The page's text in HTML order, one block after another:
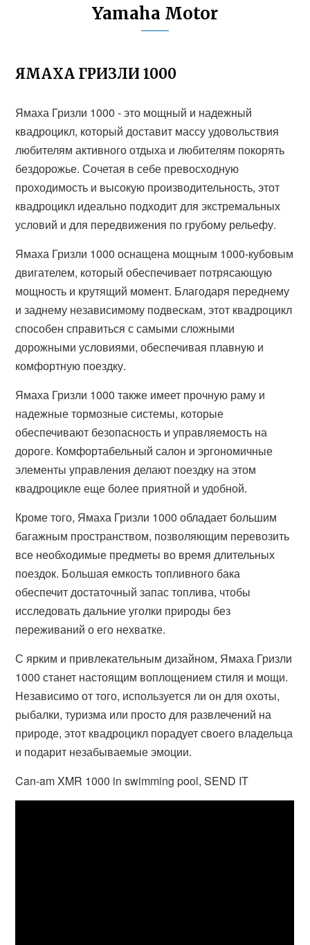
Yamaha Motor
ЯМАХА ГРИЗЛИ 1000
Ямаха Гризли 1000 - это мощный и надежный
квадроцикл, который доставит массу удовольствия
любителям активного отдыха и любителям покорять
бездорожье. Сочетая в себе превосходную
проходимость и высокую производительность, этот
квадроцикл идеально подходит для экстремальных
условий и для передвижения по грубому рельефу.
Ямаха Гризли 1000 оснащена мощным 1000-кубовым
двигателем, который обеспечивает потрясающую
мощность и крутящий момент. Благодаря переднему
и заднему независимому подвескам, этот квадроцикл
способен справиться с самыми сложными
дорожными условиями, обеспечивая плавную и
комфортную поездку.
Ямаха Гризли 1000 также имеет прочную раму и
надежные тормозные системы, которые
обеспечивают безопасность и управляемость на
дороге. Комфортабельный салон и эргономичные
элементы управления делают поездку на этом
квадроцикле еще более приятной и удобной.
Кроме того, Ямаха Гризли 1000 обладает большим
багажным пространством, позволяющим перевозить
все необходимые предметы во время длительных
поездок. Большая емкость топливного бака
обеспечит достаточный запас топлива, чтобы
исследовать дальние уголки природы без
переживаний о его нехватке.
С ярким и привлекательным дизайном, Ямаха Гризли
1000 станет настоящим воплощением стиля и мощи.
Независимо от того, используется ли он для охоты,
рыбалки, туризма или просто для развлечений на
природе, этот квадроцикл порадует своего владельца
и подарит незабываемые эмоции.
Can-am XMR 1000 in swimming pool, SEND IT